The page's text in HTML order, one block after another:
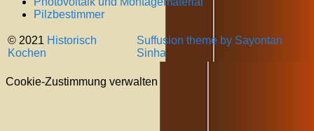
Pilzbestimmer
© 2021 Historisch
Kochen
Suffusion theme by Sayontan
Sinha
Cookie-Zustimmung verwalten